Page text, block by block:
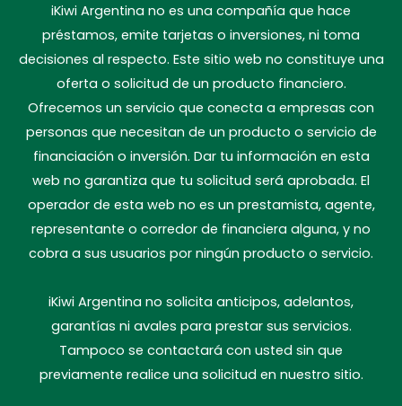
iKiwi Argentina no es una compañía que hace
préstamos, emite tarjetas o inversiones, ni toma
decisiones al respecto. Este sitio web no constituye una
oferta o solicitud de un producto financiero.
Ofrecemos un servicio que conecta a empresas con
personas que necesitan de un producto o servicio de
financiación o inversión. Dar tu información en esta
web no garantiza que tu solicitud será aprobada. El
operador de esta web no es un prestamista, agente,
representante o corredor de financiera alguna, y no
cobra a sus usuarios por ningún producto o servicio.
iKiwi Argentina no solicita anticipos, adelantos,
garantías ni avales para prestar sus servicios.
Tampoco se contactará con usted sin que
previamente realice una solicitud en nuestro sitio.